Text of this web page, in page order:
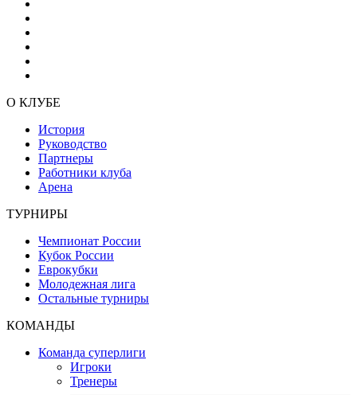
О КЛУБЕ
История
Руководство
Партнеры
Работники клуба
Арена
ТУРНИРЫ
Чемпионат России
Кубок России
Еврокубки
Молодежная лига
Остальные турниры
КОМАНДЫ
Команда суперлиги
Игроки
Тренеры